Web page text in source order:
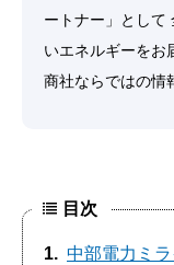
ートナー」として
いエネルギーをお
商社ならではの情
目次
1
中部電力ミ